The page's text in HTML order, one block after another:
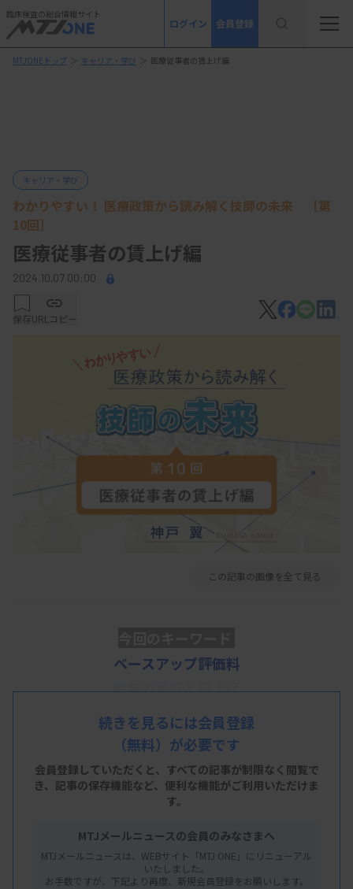
臨床検査の総合情報サイト
ログイン 会員登録
MTJONEトップ ＞ キャリア・学び ＞ 医療従事者の賃上げ編
キャリア・学び
わかりやすい！ 医療政策から読み解く技師の未来 ［第
10回］
医療従事者の賃上げ編
2024.10.07 00:00
保存URLコピー
この記事の画像を全て見る
ベースアップ評価料
給与の実態と賃上げ
医療機関の経営と新たな働き方
2024年より6月1日施行となった診療報酬改定。そ
の目玉施策の1つが、医療従事者の処遇改善を目指
したベースアップ評価料です。言い換えれば賃上げ
点数とも呼べるもので、今回はその背景と臨床検査
続きを見るには会員登録
（無料）が必要です
会員登録していただくと、すべての記事が制限なく閲覧で
き、 記事の保存機能など、便利な機能がご利用いただけま
す。
MTJメールニュースの会員のみなさまへ
MTJメールニュースは、WEBサイト「MTJ ONE」にリニューアル
いたしました。
お手数ですが、下記より再度、新規会員登録をお願いします。